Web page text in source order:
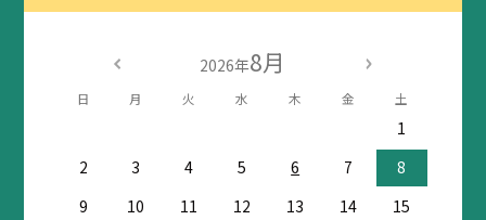
2026年8月
日 月 火 水 木 金 土
1
2
3 4 5 6 7
8
9
10 11 12 13 14
15